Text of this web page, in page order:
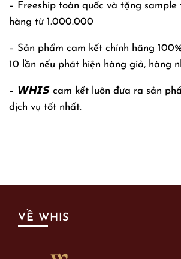
– Freeship toàn quốc và tặng sample
hàng từ 1.000.000
– Sản phẩm cam kết chính hãng
10 lần nếu phát hiện hàng giả, hàng
– 𝙒𝙃𝙄𝙎 cam kết luôn đưa ra sản
dịch vụ tốt nhất.
VỀ WHIS